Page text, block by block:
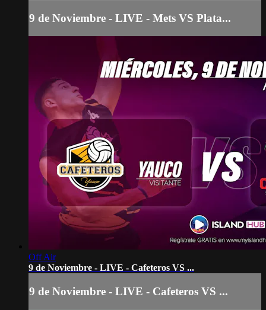
9 de Noviembre - LIVE - Mets VS Plata...
Off Air
9 de Noviembre - LIVE - Cafeteros VS ...
9 de Noviembre - LIVE - Cafeteros VS ...